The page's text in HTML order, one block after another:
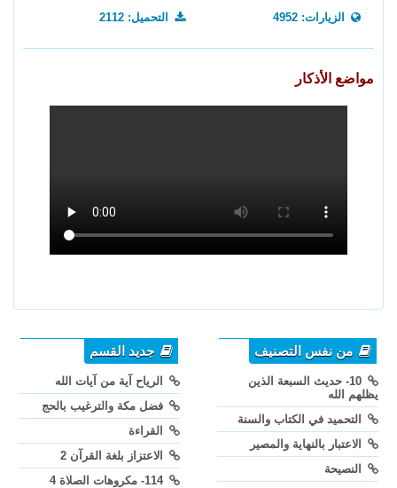
الزيارات: 4952 التحميل: 2112
مواضع الأذكار
من نفس التصنيف
10- حديث السبعة الذين
يظلهم الله
التحميد في الكتاب والسنة
الاعتبار بالنهاية والمصير
النصيحة
جديد القسم
الرياح آية من آيات الله
فضل مكة والترغيب بالحج
القراءة
الاعتزاز بلغة القرآن 2
114- مكروهات الصلاة 4